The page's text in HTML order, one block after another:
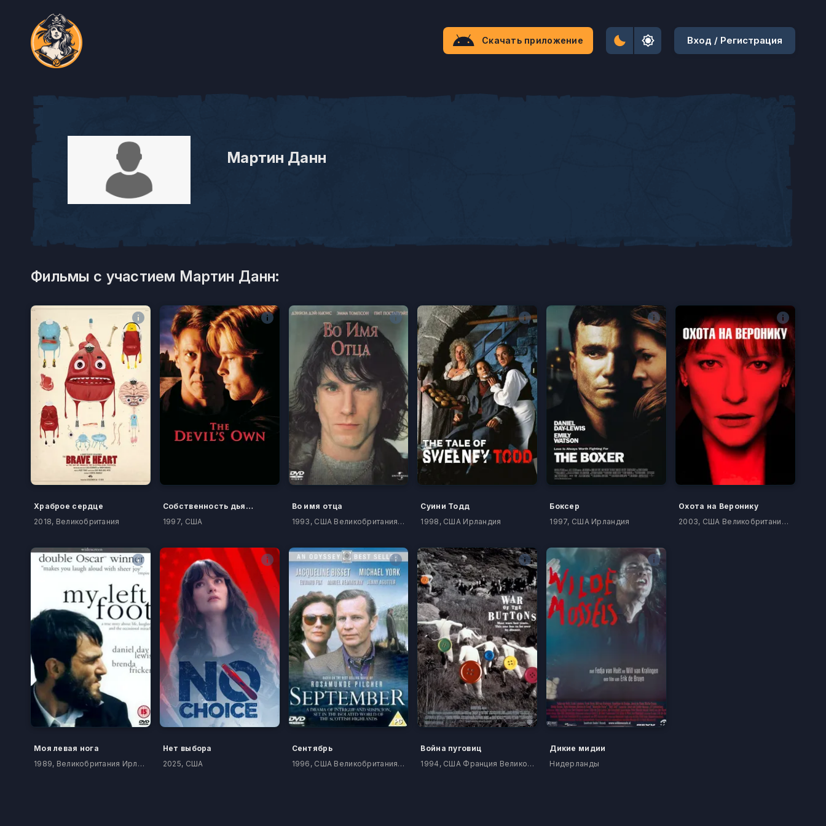
Скачать приложение Вход / Регистрация
Мартин Данн
Фильмы с участием Мартин Данн:
Храброе сердце
2018, Великобритания
Собственность дьявола
1997, США
Во имя отца
1993, США Великобритания Ирландия
Суини Тодд
1998, США Ирландия
Боксер
1997, США Ирландия
Охота на Bеронику
2003, США Великобритания Ирландия
Моя левая нога
1989, Великобритания Ирландия
Нет выбора
2025, США
Сентябрь
1996, США Великобритания Германия
Война пуговиц
1994, США Франция Великобритания Япония
Дикие мидии
Нидерланды